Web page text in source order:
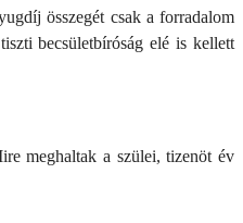
összegét csak a forradalom
becsületbíróság elé is kellett
meghaltak a szülei, tizenöt év